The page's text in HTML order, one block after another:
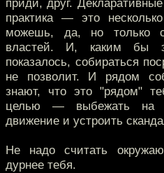
приди, друг.
практика — это
можешь, да, но только с
властей. И, каким бы
показалось, собираться
не позволит. И рядом
знают, что это "рядом"
целью — выбежать на
движение и устроить
Не надо считать
дурнее тебя.